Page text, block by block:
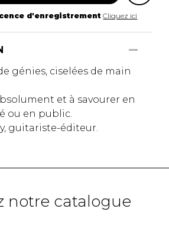
d'enregistrement Cliquez ici
génies, ciselées de main
et à savourer en
ou en public.
guitariste-éditeur.
notre catalogue